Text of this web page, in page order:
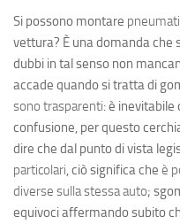
Si possono montare
vettura? È una domanda che
dubbi in tal senso non
accade quando si tratta di
sono trasparenti: è inevitabile
confusione, per questo
dire che dal punto di vista
particolari, ciò significa che è
diverse sulla stessa auto;
equivoci affermando subito